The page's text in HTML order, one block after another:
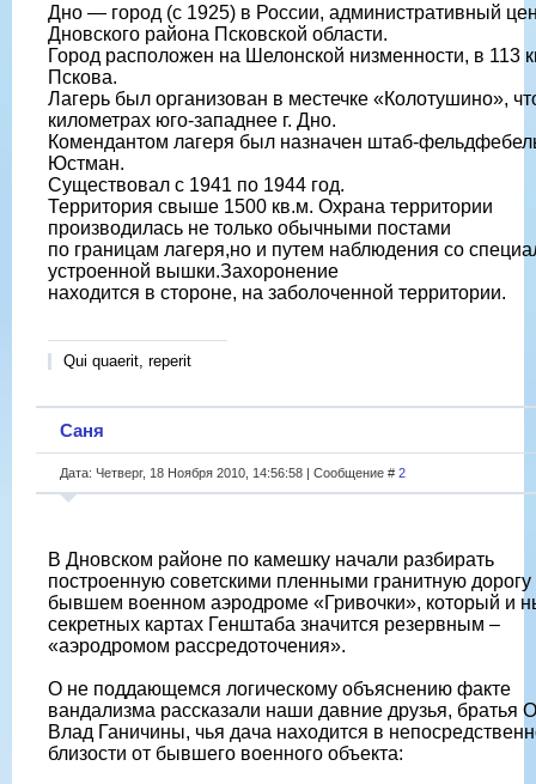
Дно — город (с 1925) в России, административный
Дновского района Псковской области.
Город расположен на Шелонской низменности, в 113
Пскова.
Лагерь был организован в местечке «Колотушино»,
километрах юго-западнее г. Дно.
Комендантом лагеря был назначен штаб-
Юстман.
Существовал с 1941 по 1944 год.
Территория свыше 1500 кв.м. Охрана территории
производилась не только обычными постами
по границам лагеря,но и путем наблюдения со
устроенной вышки.Захоронение
находится в стороне, на заболоченной территории.
Qui quaerit, reperit
Саня
Дата: Четверг, 18 Ноября 2010, 14:56:58 | Сообщение # 2
В Дновском районе по камешку начали разбирать
построенную советскими пленными гранитную дорогу
бывшем военном аэродроме «Гривочки», который и
секретных картах Генштаба значится резервным –
«аэродромом рассредоточения».
О не поддающемся логическому объяснению факте
вандализма рассказали наши давние друзья, братья
Влад Ганичины, чья дача находится в
близости от бывшего военного объекта: